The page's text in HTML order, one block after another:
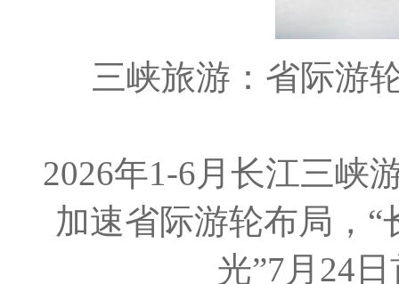
三峡旅游：省际游
2026年1-6月长江三峡
加速省际游轮布局，“
光”7月24